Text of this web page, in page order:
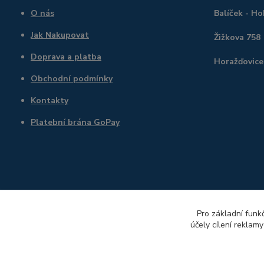
O nás
Jak Nakupovat
Doprava a platba
Obchodní podmínky
Kontakty
Platební brána GoPay
Balíček -
Žižkova 758
Pro základní
účely cílení